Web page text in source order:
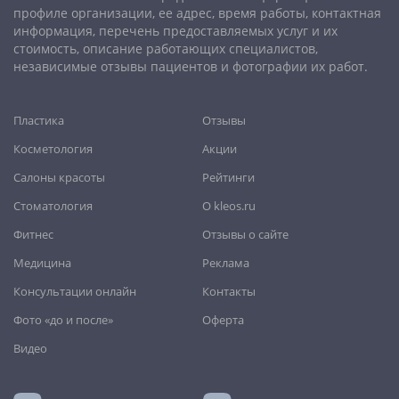
Петрозаводск,Петропавловск-Камчатский,Псков,Ростов-
на-Дону,Рыбинск,Рязань,Самара,Саранск,Саратов
Севастополь,Северодвинск,Симферополь,Смоленск
Старый Оскол Стерлитамак , Сургут
Улан-Удэ
Хабаровск,
Челябинск
Шахты
профиле организации, ее адрес, время работы, контактная
информация, перечень предоставляемых услуг и их
стоимость, описание работающих специалистов,
независимые отзывы пациентов и фотографии их работ.
Пластика
Косметология
Салоны красоты
Стоматология
Фитнес
Медицина
Консультации онлайн
Фото «до и после»
Видео
Отзывы
Акции
Рейтинги
О kleos.ru
Отзывы о сайте
Реклама
Контакты
Оферта